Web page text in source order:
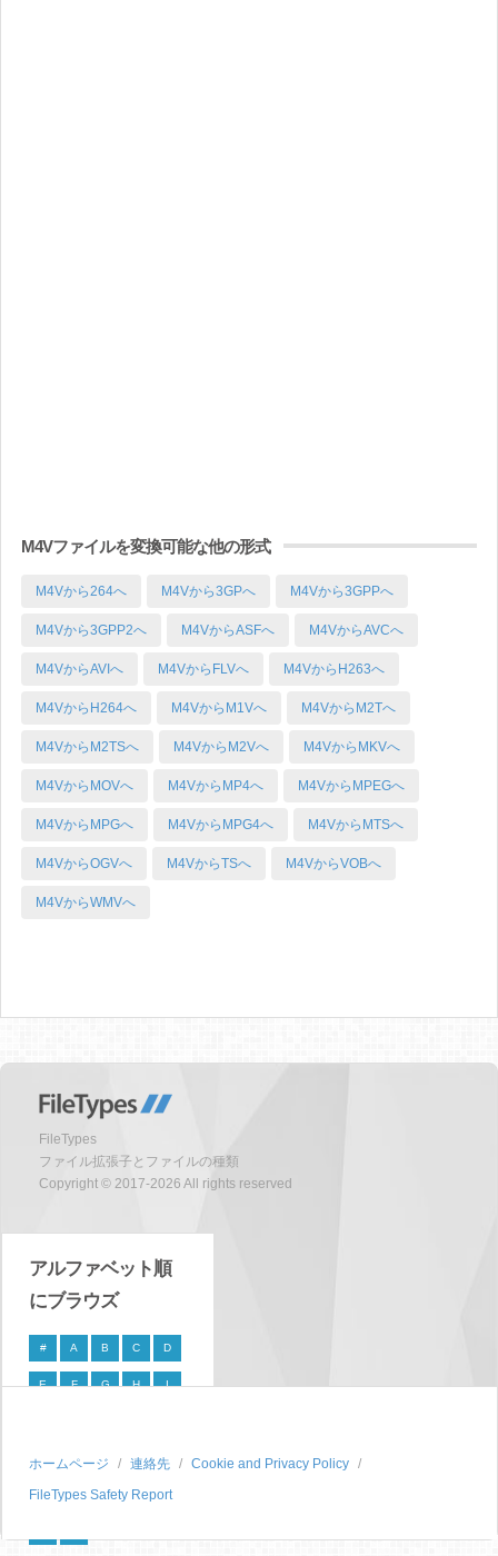
M4Vファイルを変換可能な他の形式
M4Vから264へ M4Vから3GPへ M4Vから3GPPへ
M4Vから3GPP2へ M4VからASFへ M4VからAVCへ
M4VからAVIへ M4VからFLVへ M4VからH263へ
M4VからH264へ M4VからM1Vへ M4VからM2Tへ
M4VからM2TSへ M4VからM2Vへ M4VからMKVへ
M4VからMOVへ M4VからMP4へ M4VからMPEGへ
M4VからMPGへ M4VからMPG4へ M4VからMTSへ
M4VからOGVへ M4VからTSへ M4VからVOBへ
M4VからWMVへ
FileTypes
ファイル拡張子とファイルの種類
Copyright © 2017-2026 All rights reserved
アルファベット順
にブラウズ
# A B C D
E F G H I
P Q R S
T U V W X
ホームページ 連絡先
Cookie and Privacy Policy
FileTypes Safety Report